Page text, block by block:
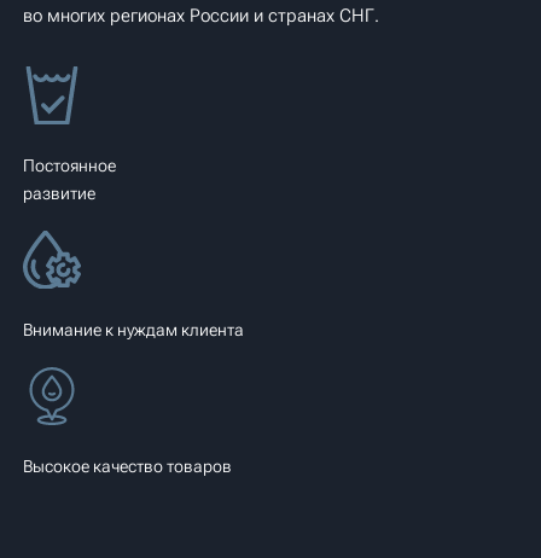
во многих регионах России и странах СНГ.
Постоянное
развитие
Внимание к нуждам клиента
Высокое качество товаров